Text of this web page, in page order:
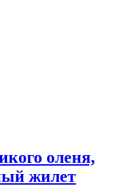
оленя,
жилет